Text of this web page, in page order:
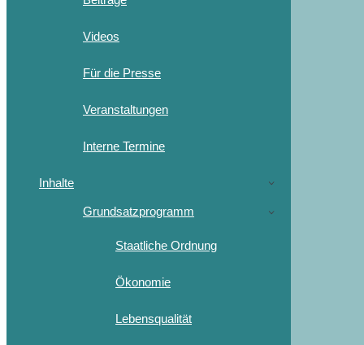
Videos
Für die Presse
Veranstaltungen
Interne Termine
Inhalte
Grundsatzprogramm
Staatliche Ordnung
Ökonomie
Lebensqualität